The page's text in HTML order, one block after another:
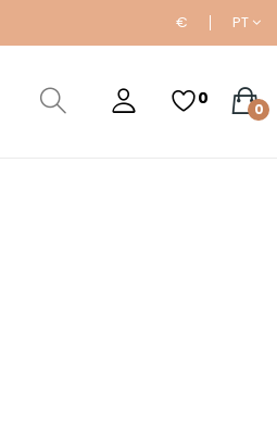
€ PT
0
0